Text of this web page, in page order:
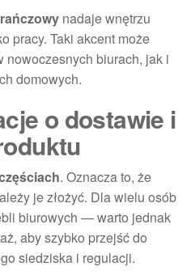
nadaje wnętrzu
pracy. Taki akcent może
nowoczesnych biurach, jak i
domowych.
o dostawie i
. Oznacza to, że
je złożyć. Dla wielu osób
biurowych — warto jednak
aby szybko przejść do
siedziska i regulacji.